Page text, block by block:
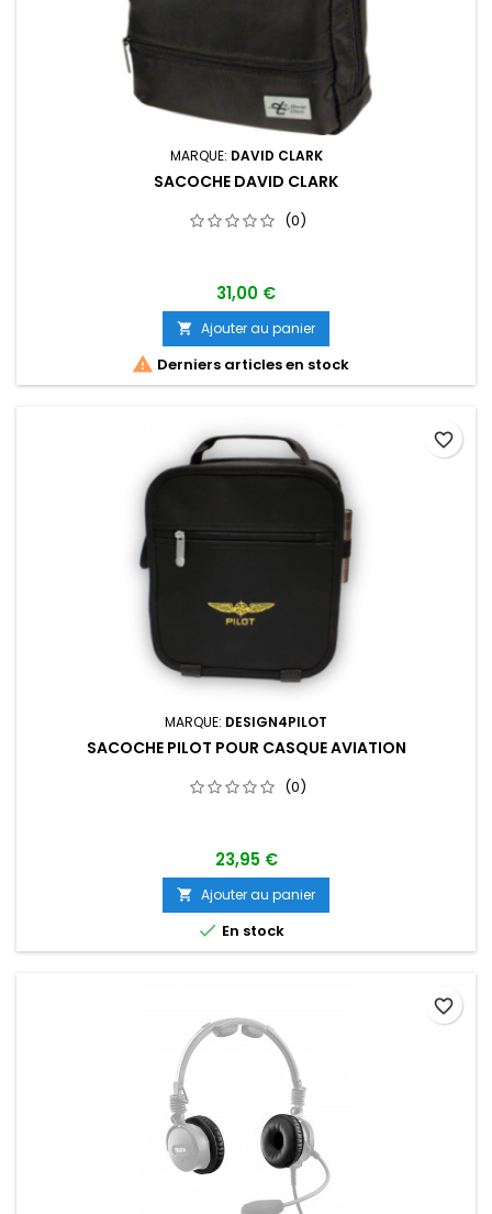
MARQUE: DAVID CLARK
SACOCHE DAVID CLARK
(0)
31,00 €
 Ajouter au panier
 Derniers articles en stock
MARQUE: DESIGN4PILOT
SACOCHE PILOT POUR CASQUE AVIATION
(0)
23,95 €
 Ajouter au panier
 En stock
favorite_border
favorite_border